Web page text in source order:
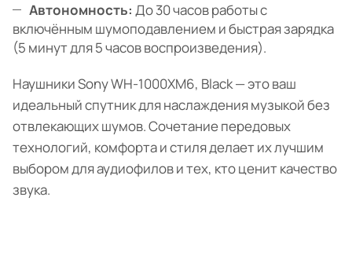
Автономность: До 30 часов работы с
включённым шумоподавлением и быстрая зарядка
(5 минут для 5 часов воспроизведения).
Наушники Sony WH-1000XM6, Black — это ваш
идеальный спутник для наслаждения музыкой без
отвлекающих шумов. Сочетание передовых
технологий, комфорта и стиля делает их лучшим
выбором для аудиофилов и тех, кто ценит качество
звука.